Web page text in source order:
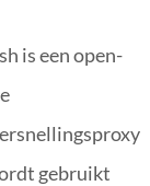
is een open-
gebruikt